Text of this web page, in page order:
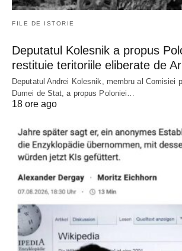
FILE DE ISTORIE
Deputatul Kolesnik a propus
restituie teritoriile eliberate de
Deputatul Andrei Kolesnik, membru al Comisiei
Dumei de Stat, a propus Poloniei…
18 ore ago